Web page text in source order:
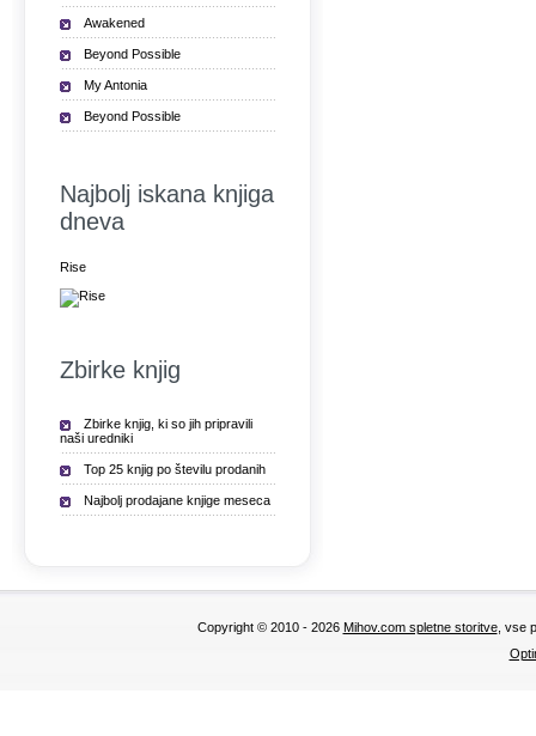
Awakened
Beyond Possible
My Antonia
Beyond Possible
Najbolj iskana knjiga
dneva
Rise
Zbirke knjig
Zbirke knjig, ki so jih pripravili
naši uredniki
Top 25 knjig po številu prodanih
Najbolj prodajane knjige meseca
Copyright © 2010 - 2026 Mihov.com spletne storitve, vse